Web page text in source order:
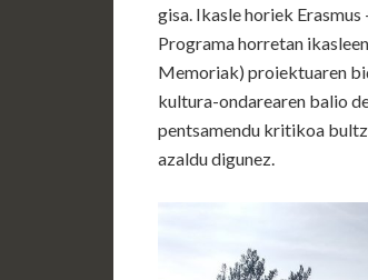
gisa. Ikasle horiek
Programa horretan
Memoriak) proiektuaren
kultura-ondarearen balio
pentsamendu kritikoa
azaldu digunez.